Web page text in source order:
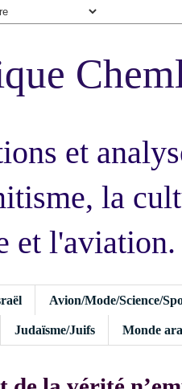
et
la
et l'aviation.
Avion/Mode/Science/
Judaïsme/Juifs Monde